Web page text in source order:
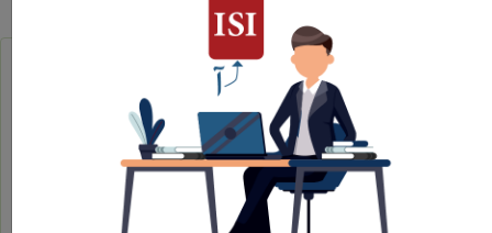
معادل انگلیسی قوانین وراثت
قوانین وراثت